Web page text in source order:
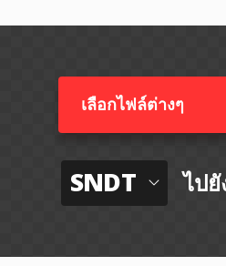
เลือกไฟล์ต่างๆ​
SNDT ไปยั